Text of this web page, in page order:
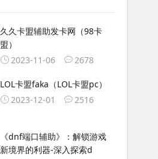
久久卡盟辅助发卡网（98卡
盟）
2023-11-06
2678
LOL卡盟faka（LOL卡盟pc）
2023-12-01
2516
《dnf端口辅助》：解锁游戏
新境界的利器-深入探索d